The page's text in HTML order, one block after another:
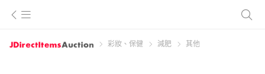
彩妝、保健 減肥 其他